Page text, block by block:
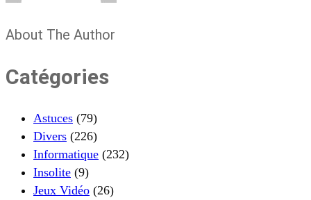
About The Author
Catégories
Astuces (79)
Divers (226)
Informatique (232)
Insolite (9)
Jeux Vidéo (26)